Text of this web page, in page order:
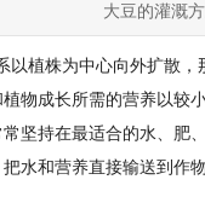
大豆的灌溉
植株为中心向外扩散
物成长所需的营养以较
坚持在最适合的水、
水和营养直接输送到作